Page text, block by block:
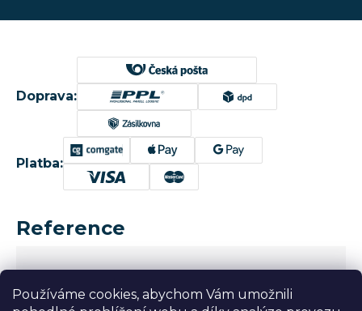
Používáme cookies, abychom Vám umožnili
Doprava:
Platba:
Reference